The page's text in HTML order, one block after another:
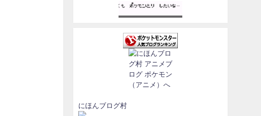
にほんブログ村